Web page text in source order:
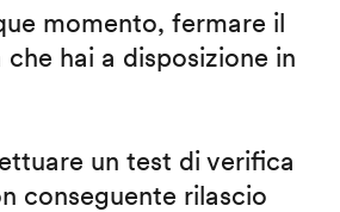
momento, fermare il
hai a disposizione in
un test di verifica
conseguente rilascio